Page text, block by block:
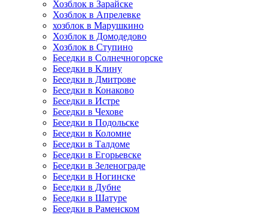
Хозблок в Зарайске
Хозблок в Апрелевке
хозблок в Марушкино
Хозблок в Домодедово
Хозблок в Ступино
Беседки в Солнечногорске
Беседки в Клину
Беседки в Дмитрове
Беседки в Конаково
Беседки в Истре
Беседки в Чехове
Беседки в Подольске
Беседки в Коломне
Беседки в Талдоме
Беседки в Егорьевске
Беседки в Зеленограде
Беседки в Ногинске
Беседки в Дубне
Беседки в Шатуре
Беседки в Раменском